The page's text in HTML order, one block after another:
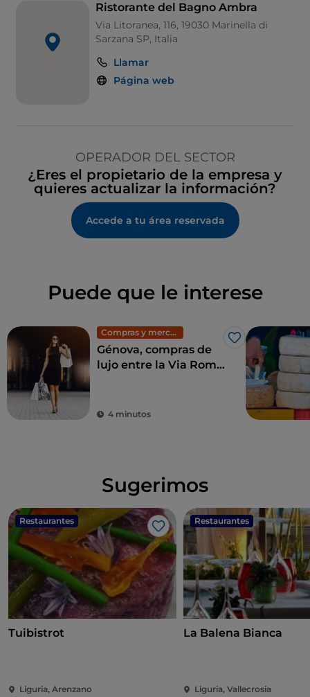
Ristorante del Bagno Ambra
Via Litoranea, 116, 19030 Marinella di
Sarzana SP, Italia
Llamar
Página web
OPERADOR DEL SECTOR
¿Eres el propietario de la empresa y
quieres actualizar la información?
Accede a tu área reservada
Puede que le interese
Compras y mercadillos
Me gusta
Génova, compras de
lujo entre la Via Roma
4 minutos
Sugerimos
Restaurantes
Me gusta
Tuibistrot
Liguria, Arenzano
Restaurantes
La Balena Bianca
Liguria, Vallecrosia